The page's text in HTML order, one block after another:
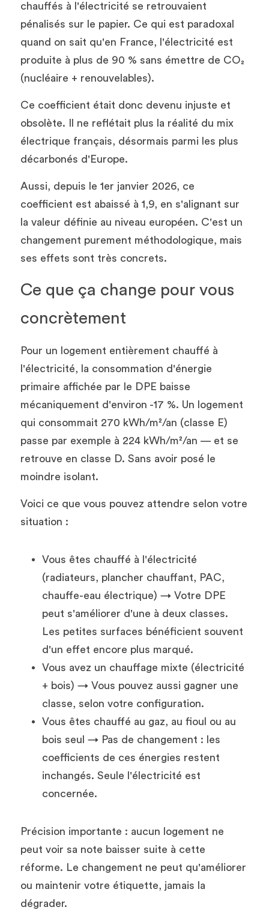
chauffés à l'électricité se retrouvaient
pénalisés sur le papier. Ce qui est paradoxal
quand on sait qu'en France, l'électricité est
produite à plus de 90 % sans émettre de CO₂
(nucléaire + renouvelables).
Ce coefficient était donc devenu injuste et
obsolète. Il ne reflétait plus la réalité du mix
électrique français, désormais parmi les plus
décarbonés d'Europe.
Aussi, depuis le 1er janvier 2026, ce
coefficient est abaissé à 1,9, en s'alignant sur
la valeur définie au niveau européen. C'est un
changement purement méthodologique, mais
ses effets sont très concrets.
Ce que ça change pour vous
concrètement
Pour un logement entièrement chauffé à
l'électricité, la consommation d'énergie
primaire affichée par le DPE baisse
mécaniquement d'environ -17 %. Un logement
qui consommait 270 kWh/m²/an (classe E)
passe par exemple à 224 kWh/m²/an — et se
retrouve en classe D. Sans avoir posé le
moindre isolant.
Voici ce que vous pouvez attendre selon votre
situation :
Vous êtes chauffé à l'électricité
(radiateurs, plancher chauffant, PAC,
chauffe-eau électrique) → Votre DPE
peut s'améliorer d'une à deux classes.
Les petites surfaces bénéficient souvent
d'un effet encore plus marqué.
Vous avez un chauffage mixte (électricité
+ bois) → Vous pouvez aussi gagner une
classe, selon votre configuration.
Vous êtes chauffé au gaz, au fioul ou au
bois seul → Pas de changement : les
coefficients de ces énergies restent
inchangés. Seule l'électricité est
concernée.
Précision importante : aucun logement ne
peut voir sa note baisser suite à cette
réforme. Le changement ne peut qu'améliorer
ou maintenir votre étiquette, jamais la
dégrader.